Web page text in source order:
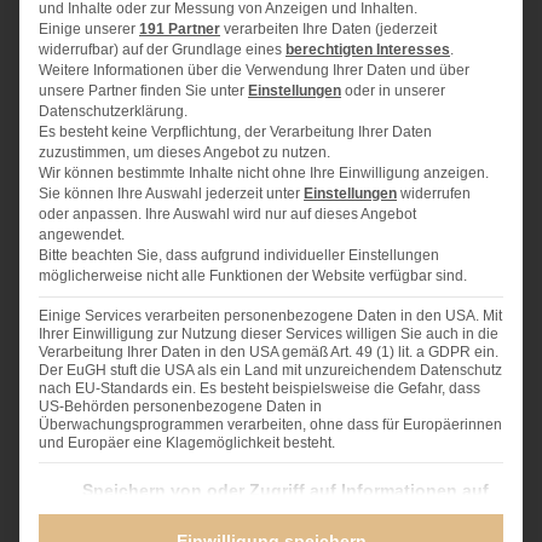
1 Schalotte
1Knoblauchzehe
75 g Butter
etwas Brühe
150 gTomatenmark
2EL Basilikum gehackt
ZUBEREITUNG
Für den Aufstrich die geschälten und in Stücke
geschnittenen Möhren in etwas Gemüse-Brühe ganz
weich dünsten. Möhren abgießen, Brühe dabei
auffangen. Nun die Butter in einer Pfanne erhitzen
Knoblauch glasig dünsten. Alle Zutaten zusammen in
den Blitzhacker geben, das Tomatenmark zufügen
und Inhalte oder zur Messung von Anzeigen und Inhalten.
Einige unserer 191 Partner verarbeiten Ihre Daten (jederzeit
widerrufbar) auf der Grundlage eines berechtigten Interesses.
Weitere Informationen über die Verwendung Ihrer Daten und über
unsere Partner finden Sie unter Einstellungen oder in unserer
Datenschutzerklärung.
Es besteht keine Verpflichtung, der Verarbeitung Ihrer Daten
zuzustimmen, um dieses Angebot zu nutzen.
Wir können bestimmte Inhalte nicht ohne Ihre Einwilligung anzeigen.
Sie können Ihre Auswahl jederzeit unter Einstellungen widerrufen
oder anpassen. Ihre Auswahl wird nur auf dieses Angebot
angewendet.
Bitte beachten Sie, dass aufgrund individueller Einstellungen
möglicherweise nicht alle Funktionen der Website verfügbar sind.
Einige Services verarbeiten personenbezogene Daten in den USA. Mit
Ihrer Einwilligung zur Nutzung dieser Services willigen Sie auch in die
Verarbeitung Ihrer Daten in den USA gemäß Art. 49 (1) lit. a GDPR ein.
Der EuGH stuft die USA als ein Land mit unzureichendem Datenschutz
nach EU-Standards ein. Es besteht beispielsweise die Gefahr, dass
US-Behörden personenbezogene Daten in
Überwachungsprogrammen verarbeiten, ohne dass für Europäerinnen
und Europäer eine Klagemöglichkeit besteht.
Im Folgenden finden Sie eine Liste der Zwecke des IAB Transparency and
Speichern von oder Zugriff auf Informationen auf
einem Endgerät